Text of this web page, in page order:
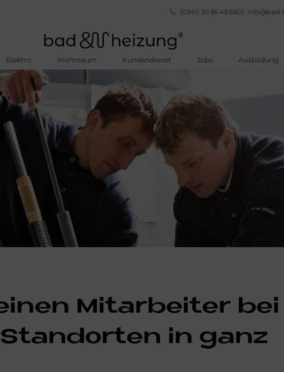
(0341) 30 85 45 65
Elektro Wohnraum Kundendienst Jobs Ausbildung
Mit­ar­bei­ter bei
in ganz